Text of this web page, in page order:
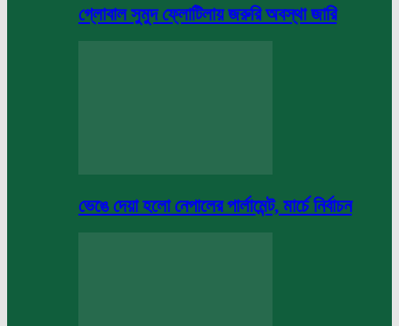
গ্লোবাল সুমুদ ফ্লোটিলায় জরুরি অবস্থা জারি
ভেঙে দেয়া হলো নেপালের পার্লামেন্ট, মার্চে নির্বাচন